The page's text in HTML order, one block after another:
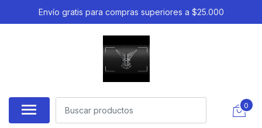
Envío gratis para compras superiores a $25.000
0